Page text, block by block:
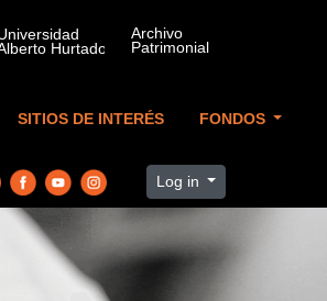
SITIOS DE INTERÉS FONDOS
Log in